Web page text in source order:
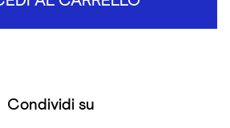
Condividi su